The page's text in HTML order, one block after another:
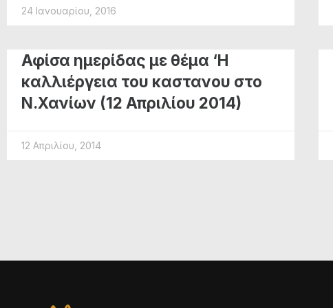
24 Ιανουαρίου, 2016
Αφίσα ημερίδας με θέμα ‘Η
καλλιέργεια του καστανου στο
Ν.Χανίων (12 Απριλίου 2014)
12 Απριλίου, 2014